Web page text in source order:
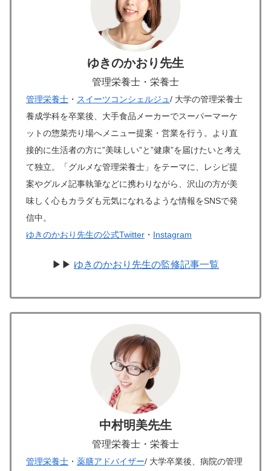
ゆきのかおり先生
管理栄養士・栄養士
管理栄養士 ・ スイーツコンシェルジュ / 大学の管理栄養士
養成学科を卒業後、大手食品メーカーでスーパーマーケ
ットの惣菜売り場へメニュー提案・営業を行う。より直
接的に生活者の方に”美味しい”と”健康”を届けたいと考え
て独立。「グルメな管理栄養士」をテーマに、レシピ提
案やグルメ記事執筆などに携わりながら、沢山の方が美
味しく心もカラダも元気になれるような情報をSNSで発
信中。
ゆきのかおり先生の公式Twitter ・ Instagram
▶▶ ゆきのかおり先生の監修記事一覧
中村明美先生
管理栄養士・栄養士
管理栄養士 ・ 薬膳アドバイザー/ 大学卒業後、病院の管理